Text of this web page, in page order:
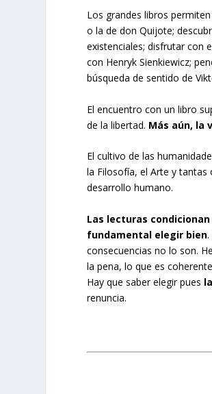
Los grandes libros
o la de don Quijote;
existenciales; disfrutar con
con Henryk Sienkiewicz;
búsqueda de sentido de
El encuentro con un libro
de la libertad. Más aún, la
El cultivo de las
la Filosofía, el Arte y tantas
desarrollo humano.
Las lecturas
fundamental elegir bien
consecuencias no lo son.
la pena, lo que es
Hay que saber elegir pues
renuncia.